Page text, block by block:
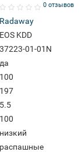
0 отзывов
Radaway
EOS KDD
37223-01-01N
да
100
197
5.5
100
низкий
распашные